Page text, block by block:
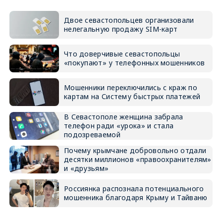
Двое севастопольцев организовали
нелегальную продажу SIM-карт
Что доверчивые севастопольцы
«покупают» у телефонных мошенников
Мошенники переключились с краж по
картам на Систему быстрых платежей
В Севастополе женщина забрала
телефон ради «урока» и стала
подозреваемой
Почему крымчане добровольно отдали
десятки миллионов «правоохранителям»
и «друзьям»
Россиянка распознала потенциального
мошенника благодаря Крыму и Тайваню